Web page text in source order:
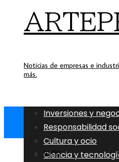
Noticias de empresas e
más.
Inversiones y
Responsabilidad
Cultura y ocio
Ciencia y
Inicio